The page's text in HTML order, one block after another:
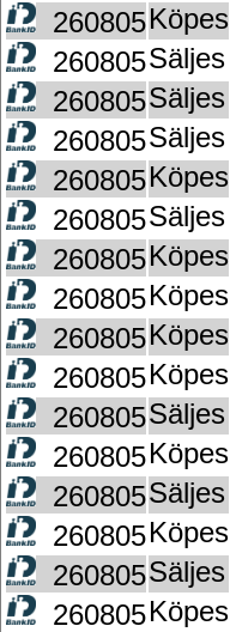
260805Köpes
260805Säljes
260805Säljes
260805Säljes
260805Köpes
260805Säljes
260805Köpes
260805Köpes
260805Köpes
260805Köpes
260805Säljes
260805Köpes
260805Säljes
260805Köpes
260805Säljes
260805Köpes